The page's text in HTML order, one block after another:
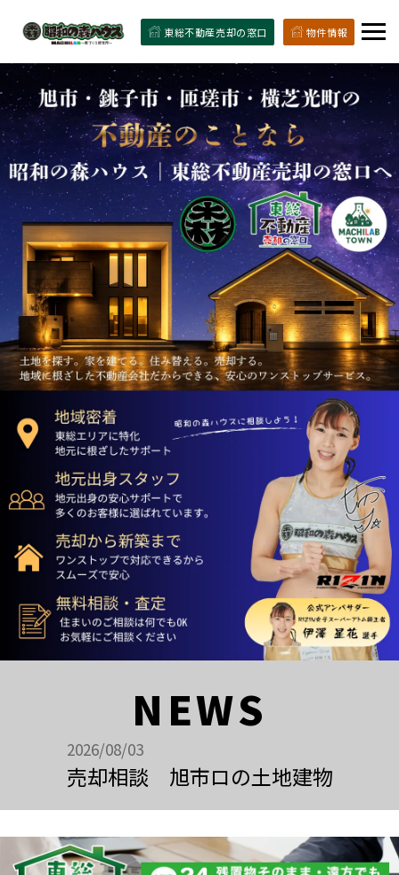
物件情報
東総不動産売却の窓口
NEWS
2026/08/03
売却相談 旭市ロの土地建物